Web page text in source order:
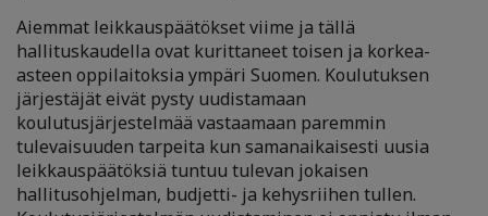
Aiemmat leikkauspäätökset viime ja tällä
hallituskaudella ovat kurittaneet toisen ja korkea-
asteen oppilaitoksia ympäri Suomen. Koulutuksen
järjestäjät eivät pysty uudistamaan
koulutusjärjestelmää vastaamaan paremmin
tulevaisuuden tarpeita kun samanaikaisesti uusia
leikkauspäätöksiä tuntuu tulevan jokaisen
hallitusohjelman, budjetti- ja kehysriihen tullen.